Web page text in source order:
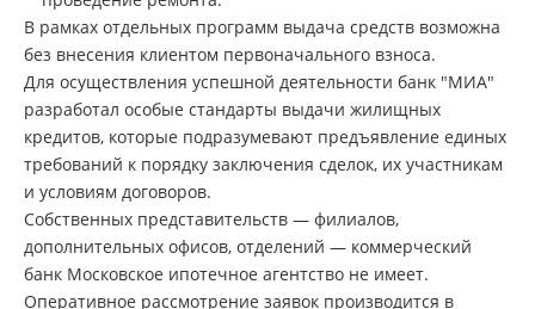
В рамках отдельных программ выдача средств возможна
без внесения клиентом первоначального взноса.
Для осуществления успешной деятельности банк "МИА"
разработал особые стандарты выдачи жилищных
кредитов, которые подразумевают предъявление единых
требований к порядку заключения сделок, их участникам
и условиям договоров.
Собственных представительств — филиалов,
дополнительных офисов, отделений — коммерческий
банк Московское ипотечное агентство не имеет.
Оперативное рассмотрение заявок производится в